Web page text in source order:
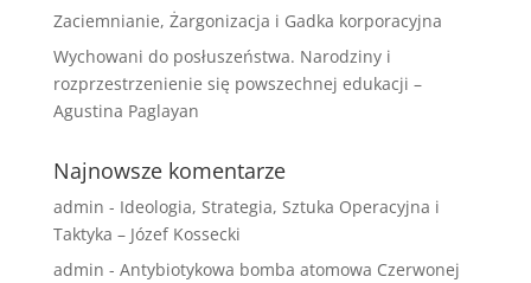
Zaciemnianie, Żargonizacja i Gadka korporacyjna
Wychowani do posłuszeństwa. Narodziny i
rozprzestrzenienie się powszechnej edukacji –
Agustina Paglayan
Najnowsze komentarze
admin - Ideologia, Strategia, Sztuka Operacyjna i
Taktyka – Józef Kossecki
admin - Antybiotykowa bomba atomowa Czerwonej